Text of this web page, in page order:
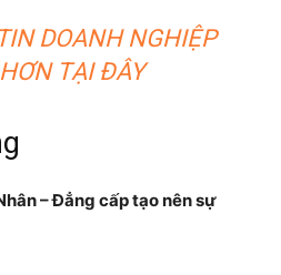
DOANH NGHIỆP
TẠI ĐÂY
– Đẳng cấp tạo nên sự